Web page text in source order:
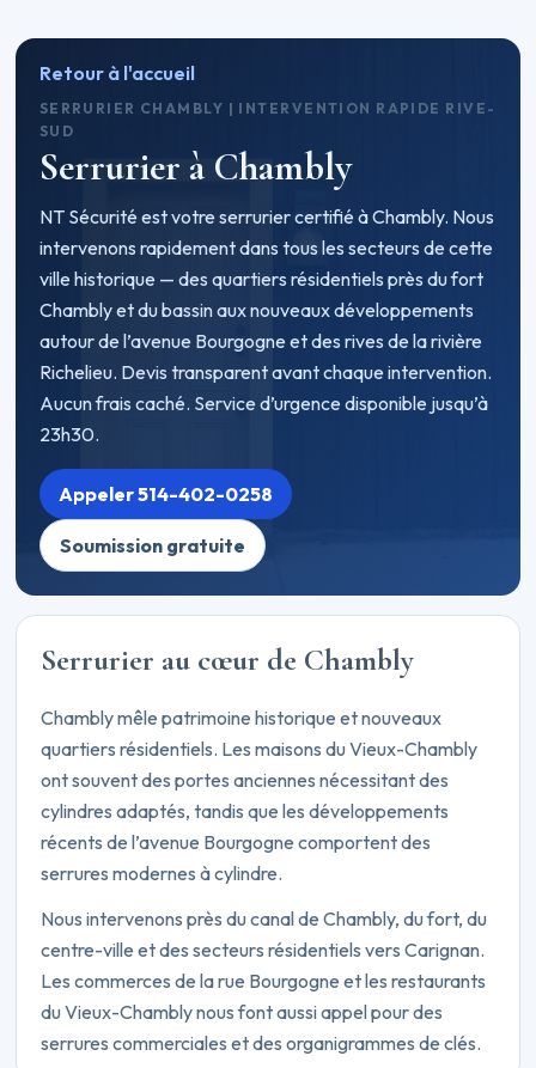
Retour à l'accueil
SERRURIER CHAMBLY | INTERVENTION RAPIDE RIVE-
SUD
Serrurier à Chambly
NT Sécurité est votre serrurier certifié à Chambly. Nous
intervenons rapidement dans tous les secteurs de cette
ville historique — des quartiers résidentiels près du fort
Chambly et du bassin aux nouveaux développements
autour de l’avenue Bourgogne et des rives de la rivière
Richelieu. Devis transparent avant chaque intervention.
Aucun frais caché. Service d’urgence disponible jusqu’à
23h30.
Appeler 514-402-0258
Soumission gratuite
Serrurier au cœur de Chambly
Chambly mêle patrimoine historique et nouveaux
quartiers résidentiels. Les maisons du Vieux-Chambly
ont souvent des portes anciennes nécessitant des
cylindres adaptés, tandis que les développements
récents de l’avenue Bourgogne comportent des
serrures modernes à cylindre.
Nous intervenons près du canal de Chambly, du fort, du
centre-ville et des secteurs résidentiels vers Carignan.
Les commerces de la rue Bourgogne et les restaurants
du Vieux-Chambly nous font aussi appel pour des
serrures commerciales et des organigrammes de clés.